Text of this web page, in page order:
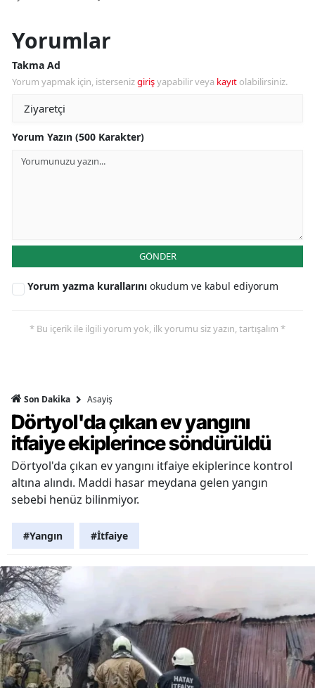
Yorumlar
Takma Ad
Yorum yapmak için, istersenizgirişyapabilir veya kayıt olabilirsiniz.
Yorum Yazın (500 Karakter)
GÖNDER
Yorum yazma kurallarını okudum ve kabul ediyorum
* Bu içerik ile ilgili yorum yok, ilk yorumu siz yazın, tartışalım *
Son Dakika Asayiş
Dörtyol'da çıkan ev yangını
itfaiye ekiplerince söndürüldü
Dörtyol'da çıkan ev yangını itfaiye ekiplerince kontrol
altına alındı. Maddi hasar meydana gelen yangın
sebebi henüz bilinmiyor.
#Yangın #İtfaiye